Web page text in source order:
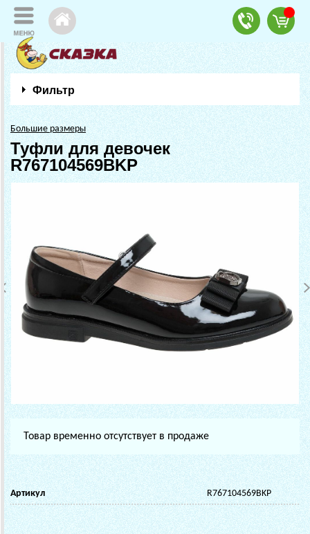
Фильтр
Большие размеры
Туфли для девочек
R767104569BKP
Товар временно отсутствует в продаже
Артикул R767104569BKP